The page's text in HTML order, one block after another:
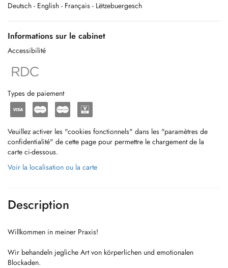
Deutsch - English - Français - Lëtzebuergesch
Informations sur le cabinet
Accessibilité
Types de paiement
Veuillez activer les "cookies fonctionnels" dans les "paramètres de
confidentialité" de cette page pour permettre le chargement de la
carte ci-dessous.
Voir la localisation ou la carte
Description
Willkommen in meiner Praxis!
Wir behandeln jegliche Art von körperlichen und emotionalen
Blockaden.